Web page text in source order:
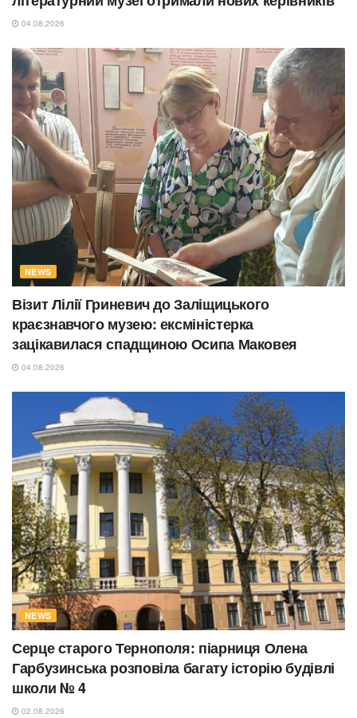
04.08.2026
NEWS
Візит Лілії Гриневич до Заліщицького
краєзнавчого музею: ексміністерка
зацікавилася спадщиною Осипа Маковея
04.08.2026
NEWS
Серце старого Тернополя: піарниця Олена
Гарбузинська розповіла багату історію будівлі
школи № 4
02.08.2026